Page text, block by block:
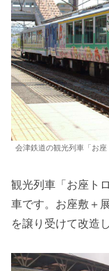
会津鉄道の観光列車「お座
観光列車「お座ト
車です。お座敷＋
を譲り受けて改造